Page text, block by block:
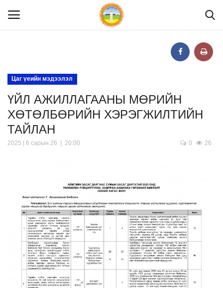
Танилцуулга
МЭДЭЭЛЭЛ
Тендер
Ил тод байдал
Бодлого төлөвлөлт
Цаг үеийн мэдээлэл
ҮЙЛ АЖИЛЛАГААНЫ МӨРИЙН
ХӨТӨЛБӨРИЙН ХЭРЭГЖИЛТИЙН
ТАЙЛАН
2025 | 6 сарын 26 | 20:00 0 26